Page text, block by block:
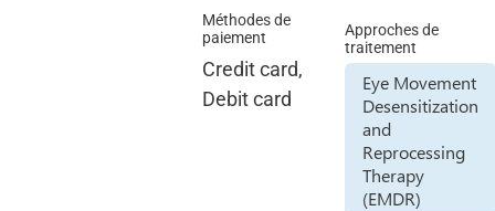
Méthodes de
paiement
Credit card,
Debit card
Approches de
traitement
Eye Movement
Desensitization
and
Reprocessing
Therapy
(EMDR)